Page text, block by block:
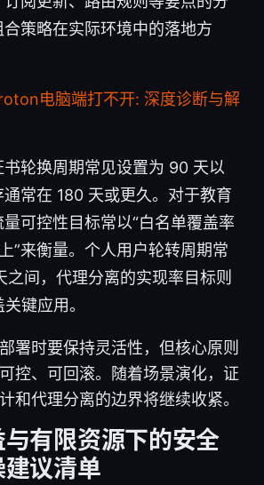
策略在实际环境中的落地方
电脑端打不开: 深度诊断与解
书轮换周期常见设置为 90 天以
常在 180 天或更久。对于教育
可控性目标常以“白名单覆盖率
”来衡量。个人用户轮转周期常
之间，代理分离的实现率目标则
键应用。
署时要保持灵活性，但核心原则
控、可回滚。随着场景演化，证
和代理分离的边界将继续收紧。
有限资源下的安全
议清单